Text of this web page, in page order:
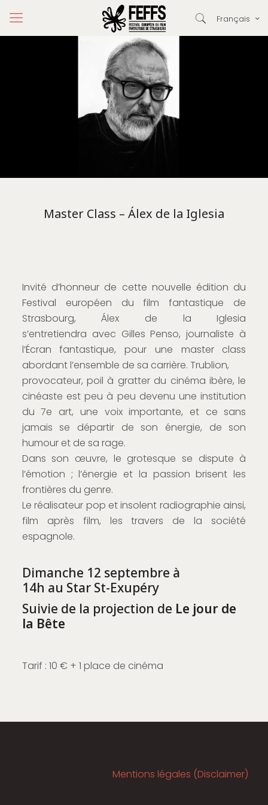
Français
Master Class – Álex de la Iglesia
Invité d’honneur de cette nouvelle édition du
Festival européen du film fantastique de
Strasbourg, Álex de la Iglesia
s’entretiendra avec Gilles Penso, journaliste à
l’Écran fantastique, pour une master class
abordant l’ensemble de sa carrière. Trublion,
provocateur, poil à gratter du cinéma ibère, le
cinéaste est peu à peu devenu une institution
du 7e art, une voix importante, et ce sans
jamais se départir de son énergie, de son
humour et de sa rage.
Dans son œuvre, le grotesque se dispute à
l’émotion ; l’énergie et la passion brisent les
frontières du genre.
Le réalisateur pop et insolent radiographie ainsi,
film après film, les travers de la société
espagnole.
Dimanche 12 septembre à
14h au Star St-Exupéry
Suivie de la projection de Le jour de
la Bête
Tarif : 10 € + 1 place de cinéma
Mentions légales (Disclaimer)